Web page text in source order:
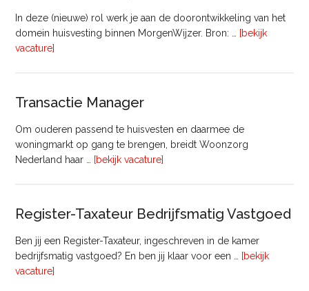
In deze (nieuwe) rol werk je aan de doorontwikkeling van het
domein huisvesting binnen MorgenWijzer. Bron: …
[bekijk
vacature]
Transactie Manager
Om ouderen passend te huisvesten en daarmee de
woningmarkt op gang te brengen, breidt Woonzorg
Nederland haar …
[bekijk vacature]
Register-Taxateur Bedrijfsmatig Vastgoed
Ben jij een Register-Taxateur, ingeschreven in de kamer
bedrijfsmatig vastgoed? En ben jij klaar voor een …
[bekijk
vacature]